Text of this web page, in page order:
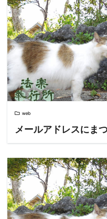
web
メールアドレスにま